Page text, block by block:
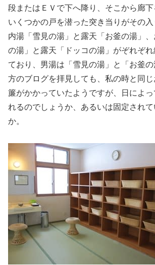
段またはＥＶで下へ降り、そこから廊
いくつかの戸を潜った突き当りがその
内湯「雪見の湯」と露天「お釜の湯」
の湯」と露天「ドッコの湯」がぞれぞ
ており、男湯は「雪見の湯」と「お釜
方のブログを拝見しても、私の時と同
簾がかかっていたようですが、日によ
れるのでしょうか、あるいは固定されて
か。